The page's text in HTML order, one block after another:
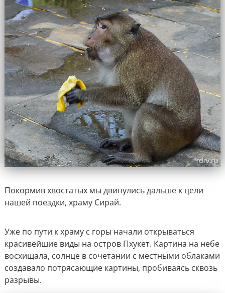
Покормив хвостатых мы двинулись дальше к цели
нашей поездки, храму Сирай.
Уже по пути к храму с горы начали открываться
красивейшие виды на остров Пхукет. Картина на небе
восхищала, солнце в сочетании с местными облаками
создавало потрясающие картины, пробиваясь сквозь
разрывы.